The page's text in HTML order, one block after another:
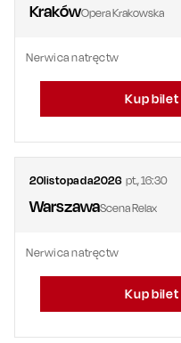
KrakówOpera Krakowska
Nerwica natręctw
Kup bilet
20listopada2026 pt.,16:30
WarszawaScena Relax
Nerwica natręctw
Kup bilet